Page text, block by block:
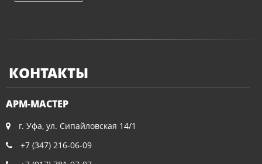
КОНТАКТЫ
АРМ-МАСТЕР
г. Уфа, ул. Сипайловская 14/1
+7 (347) 216-06-09